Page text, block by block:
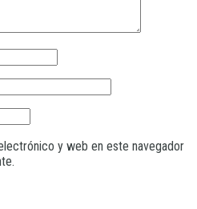
y web en este navegador